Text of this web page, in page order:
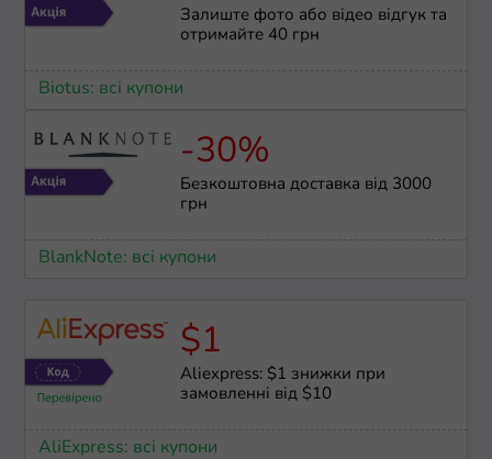
Залиште фото або відео відгук та
отримайте 40 грн
Biotus: всі купони
-30%
Безкоштовна доставка від 3000
грн
BlankNote: всі купони
$1
Aliexpress: $1 знижки при
замовленні від $10
AliExpress: всі купони